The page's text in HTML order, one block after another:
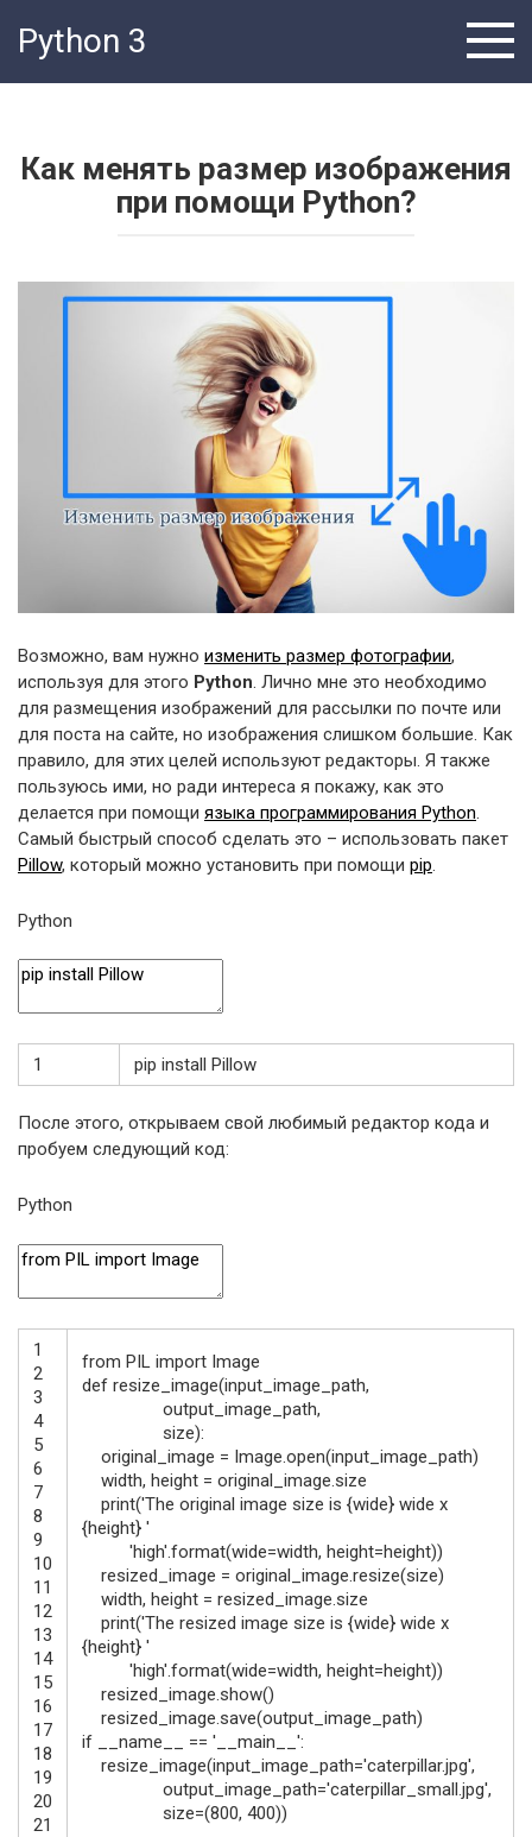
контенту
Python 3
Как менять размер изображения
при помощи Python?
Возможно, вам нужно изменить размер фотографии,
используя для этого Python. Лично мне это необходимо
для размещения изображений для рассылки по почте или
для поста на сайте, но изображения слишком большие. Как
правило, для этих целей используют редакторы. Я также
пользуюсь ими, но ради интереса я покажу, как это
делается при помощи языка программирования Python.
Самый быстрый способ сделать это – использовать пакет
Pillow, который можно установить при помощи pip.
Python
1 pip install Pillow
После этого, открываем свой любимый редактор кода и
пробуем следующий код:
Python
1
2
3
4
5
6
7
8
9
10
11
12
13
14
15
16
17
18
19
20
21
from PIL import Image
def resize_image(input_image_path,
output_image_path,
size):
original_image = Image.open(input_image_path)
width, height = original_image.size
print('The original image size is {wide} wide x
{height} '
'high'.format(wide=width, height=height))
resized_image = original_image.resize(size)
width, height = resized_image.size
print('The resized image size is {wide} wide x
{height} '
'high'.format(wide=width, height=height))
resized_image.show()
resized_image.save(output_image_path)
if
__name__ == '__main__':
resize_image(input_image_path='caterpillar.jpg',
output_image_path='caterpillar_small.jpg',
size=(800, 400))